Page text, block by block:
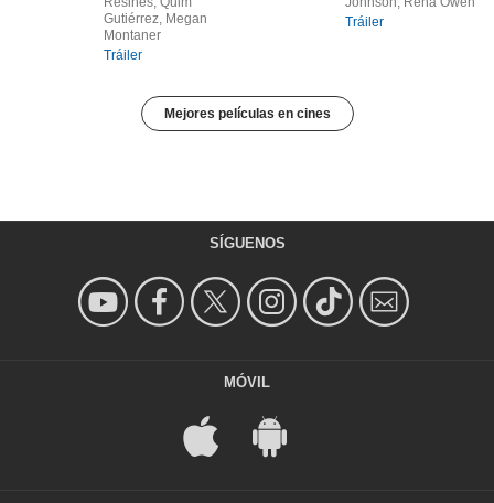
Gutiérrez, Megan
Montaner
Tráiler
Tráiler
Mejores películas en cines
SÍGUENOS
MÓVIL